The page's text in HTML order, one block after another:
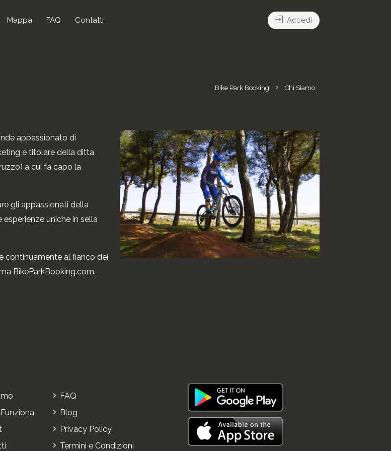
Mappa FAQ Contatti Accedi
Bike Park Booking Chi Siamo
appassionato di
e titolare della ditta
a cui fa capo la
gli appassionati della
uniche in sella
continuamente al fianco dei
BikeParkBooking.com.
FAQ
Blog
Privacy Policy
Termini e Condizioni